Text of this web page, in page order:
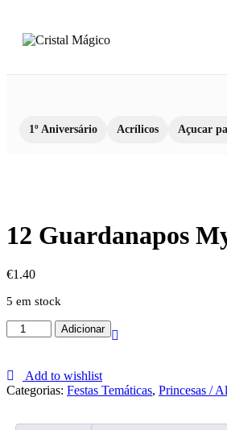
1º Aniversário Acrílicos Açucar
12 Guardanapos
€1.40
5 em stock
Quantidade
de
Guardanapos
My
Princess
Adicionar
Add to wishlist
Categorias: Festas Temáticas, Princesas /